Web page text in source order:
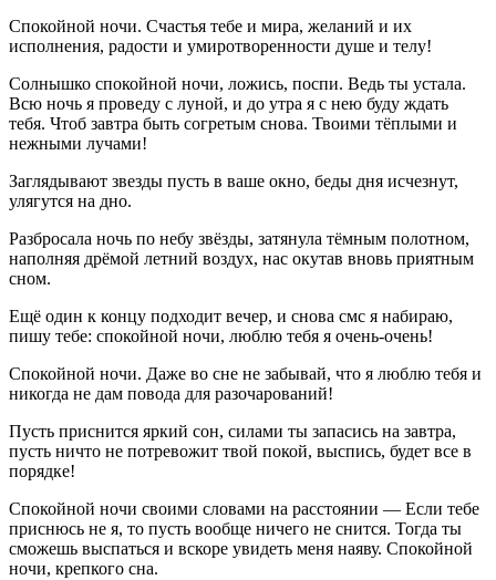
Спокойной ночи. Счастья тебе и мира, желаний и их
исполнения, радости и умиротворенности душе и телу!
Солнышко спокойной ночи, ложись, поспи. Ведь ты устала.
Всю ночь я проведу с луной, и до утра я с нею буду ждать
тебя. Чтоб завтра быть согретым снова. Твоими тёплыми и
нежными лучами!
Заглядывают звезды пусть в ваше окно, беды дня исчезнут,
улягутся на дно.
Разбросала ночь по небу звёзды, затянула тёмным полотном,
наполняя дрёмой летний воздух, нас окутав вновь приятным
сном.
Ещё один к концу подходит вечер, и снова смс я набираю,
пишу тебе: спокойной ночи, люблю тебя я очень-очень!
Спокойной ночи. Даже во сне не забывай, что я люблю тебя и
никогда не дам повода для разочарований!
Пусть приснится яркий сон, силами ты запасись на завтра,
пусть ничто не потревожит твой покой, выспись, будет все в
порядке!
Спокойной ночи своими словами на расстоянии — Если тебе
приснюсь не я, то пусть вообще ничего не снится. Тогда ты
сможешь выспаться и вскоре увидеть меня наяву. Спокойной
ночи, крепкого сна.